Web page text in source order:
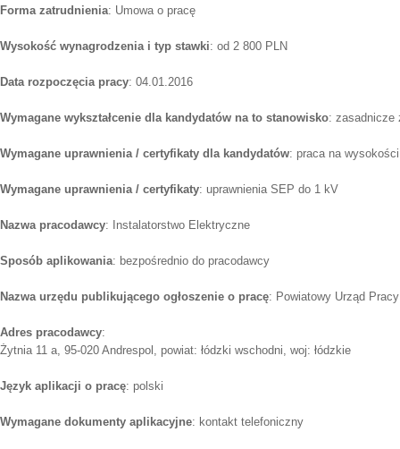
Forma zatrudnienia: Umowa o pracę
Wysokość wynagrodzenia i typ stawki: od 2 800 PLN
Data rozpoczęcia pracy: 04.01.2016
Wymagane wykształcenie dla kandydatów na to stanowisko: zasadnicze
Wymagane uprawnienia / certyfikaty dla kandydatów: praca na
Wymagane uprawnienia / certyfikaty: uprawnienia SEP do 1 kV
Nazwa pracodawcy: Instalatorstwo Elektryczne
Sposób aplikowania: bezpośrednio do pracodawcy
Nazwa urzędu publikującego ogłoszenie o pracę: Powiatowy Urząd
Adres pracodawcy:
Żytnia 11 a, 95-020 Andrespol, powiat: łódzki wschodni, woj: łódzkie
Język aplikacji o pracę: polski
Wymagane dokumenty aplikacyjne: kontakt telefoniczny